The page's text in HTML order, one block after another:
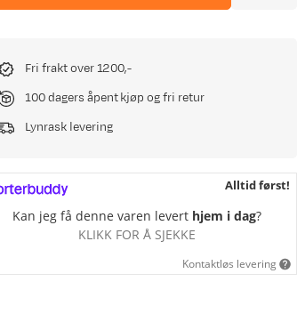
Fri frakt over 1200,-
100 dagers åpent kjøp og fri retur
Lynrask levering
Alltid først!
Kan jeg få denne varen levert hjem i dag?
KLIKK FOR Å SJEKKE
Kontaktløs levering